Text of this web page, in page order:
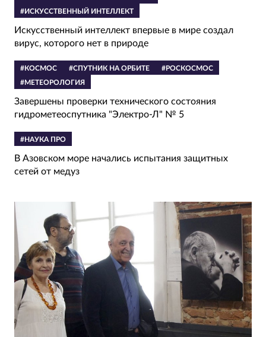
#ИСКУССТВЕННЫЙ ИНТЕЛЛЕКТ
Искусственный интеллект впервые в мире создал
вирус, которого нет в природе
#КОСМОС #СПУТНИК НА ОРБИТЕ
#РОСКОСМОС
#МЕТЕОРОЛОГИЯ
Завершены проверки технического состояния
гидрометеоспутника "Электро-Л" № 5
#НАУКА ПРО
В Азовском море начались испытания защитных
сетей от медуз